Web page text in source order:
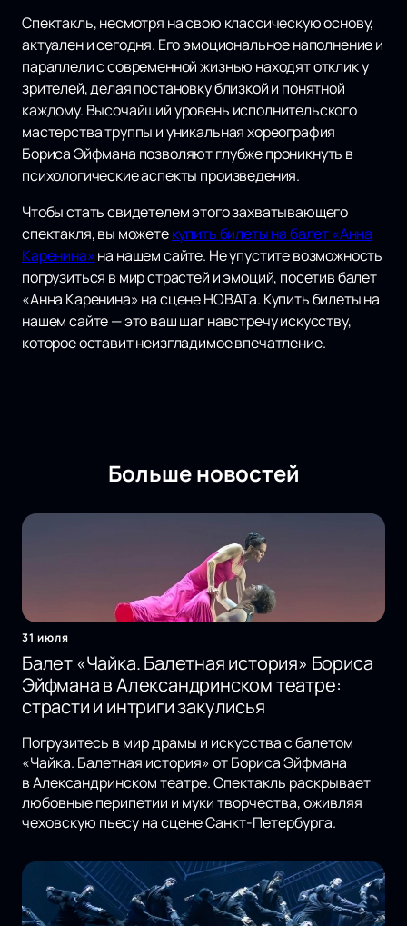
Спектакль, несмотря на свою классическую основу,
актуален и сегодня. Его эмоциональное наполнение и
параллели с современной жизнью находят отклик у
зрителей, делая постановку близкой и понятной
каждому. Высочайший уровень исполнительского
мастерства труппы и уникальная хореография
Бориса Эйфмана позволяют глубже проникнуть в
психологические аспекты произведения.
Чтобы стать свидетелем этого захватывающего
спектакля, вы можетекупить билеты на балет «Анна
Каренина» на нашем сайте. Не упустите возможность
погрузиться в мир страстей и эмоций, посетив балет
«Анна Каренина» на сцене НОВАТа. Купить билеты на
нашем сайте — это ваш шаг навстречу искусству,
которое оставит неизгладимое впечатление.
Больше новостей
31 июля
Балет «Чайка. Балетная история» Бориса
Эйфмана в Александринском театре:
страсти и интриги закулисья
Погрузитесь в мир драмы и искусства с балетом
«Чайка. Балетная история» от Бориса Эйфмана
в Александринском театре. Спектакль раскрывает
любовные перипетии и муки творчества, оживляя
чеховскую пьесу на сцене Санкт-Петербурга.